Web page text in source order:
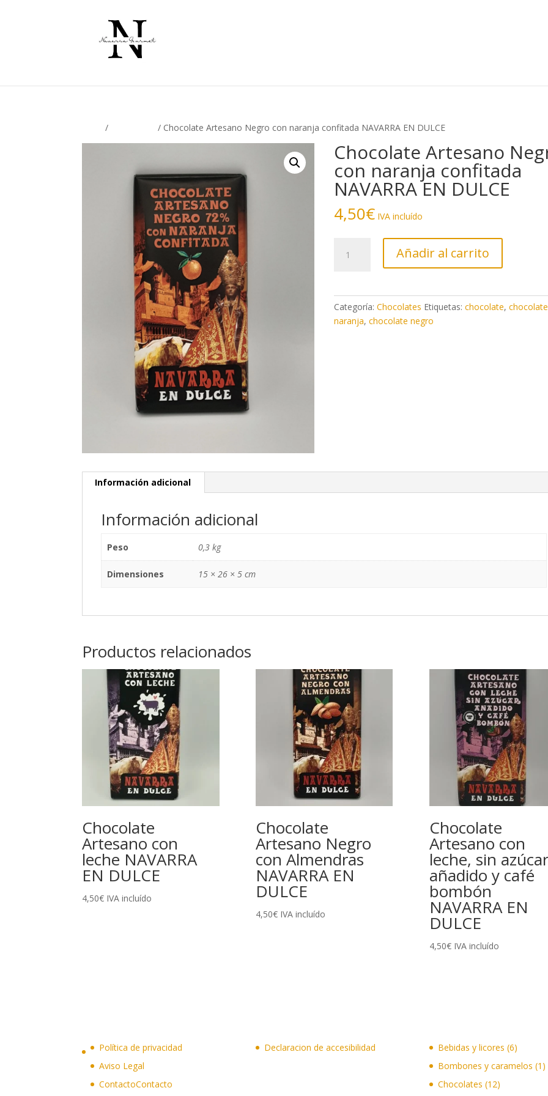
/ / Chocolate Artesano Negro con naranja confitada NAVARRA EN DULCE
Chocolate Artesano
con naranja confitada
NAVARRA EN DULCE
4,50€ IVA incluído
Artesano
confitada
NAVARRA
Añadir al carrito
Categoría:Chocolates Etiquetas:chocolate,
naranja,chocolate negro
Información adicional
Información adicional
Peso 0,3 kg
Dimensiones 15 × 26 × 5 cm
Productos relacionados
Chocolate
Artesano con
leche NAVARRA
EN DULCE
4,50€ IVA incluído
Chocolate
Artesano Negro
con Almendras
NAVARRA EN
DULCE
4,50€ IVA incluído
Chocolate
Artesano con
leche, sin azúcar
añadido y café
bombón
NAVARRA EN
DULCE
4,50€ IVA incluído
Política de privacidad
Aviso Legal
ContactoContacto
Declaracion de accesibilidad Bebidas y licores 66
Bombones y caramelos 1 1
Chocolates 1212